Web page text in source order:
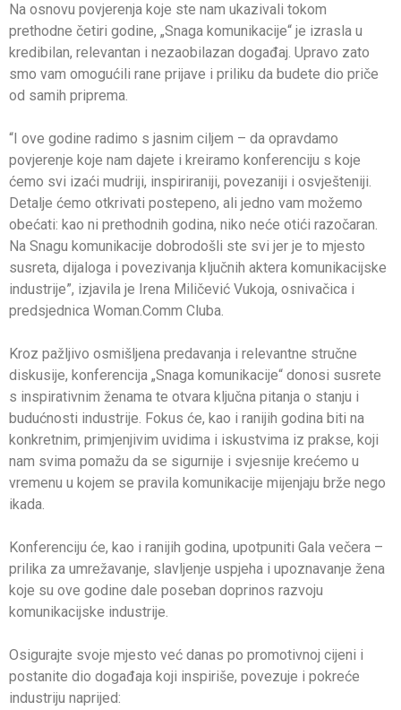
Na osnovu povjerenja koje ste nam ukazivali tokom
prethodne četiri godine, „Snaga komunikacije“ je izrasla u
kredibilan, relevantan i nezaobilazan događaj. Upravo zato
smo vam omogućili rane prijave i priliku da budete dio priče
od samih priprema.
“I ove godine radimo s jasnim ciljem – da opravdamo
povjerenje koje nam dajete i kreiramo konferenciju s koje
ćemo svi izaći mudriji, inspiriraniji, povezaniji i osvješteniji.
Detalje ćemo otkrivati postepeno, ali jedno vam možemo
obećati: kao ni prethodnih godina, niko neće otići razočaran.
Na Snagu komunikacije dobrodošli ste svi jer je to mjesto
susreta, dijaloga i povezivanja ključnih aktera komunikacijske
industrije”, izjavila je Irena Miličević Vukoja, osnivačica i
predsjednica Woman.Comm Cluba.
Kroz pažljivo osmišljena predavanja i relevantne stručne
diskusije, konferencija „Snaga komunikacije“ donosi susrete
s inspirativnim ženama te otvara ključna pitanja o stanju i
budućnosti industrije. Fokus će, kao i ranijih godina biti na
konkretnim, primjenjivim uvidima i iskustvima iz prakse, koji
nam svima pomažu da se sigurnije i svjesnije krećemo u
vremenu u kojem se pravila komunikacije mijenjaju brže nego
ikada.
Konferenciju će, kao i ranijih godina, upotpuniti Gala večera –
prilika za umrežavanje, slavljenje uspjeha i upoznavanje žena
koje su ove godine dale poseban doprinos razvoju
komunikacijske industrije.
Osigurajte svoje mjesto već danas po promotivnoj cijeni i
postanite dio događaja koji inspiriše, povezuje i pokreće
industriju naprijed: